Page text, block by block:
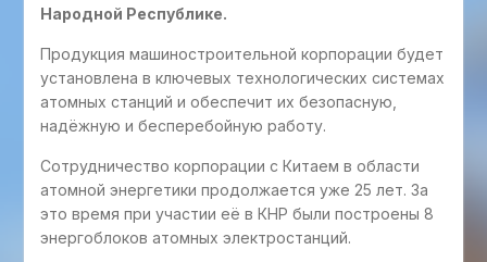
Народной Республике.
Продукция машиностроительной корпорации будет
установлена в ключевых технологических системах
атомных станций и обеспечит их безопасную,
надёжную и бесперебойную работу.
Сотрудничество корпорации с Китаем в области
атомной энергетики продолжается уже 25 лет. За
это время при участии её в КНР были построены 8
энергоблоков атомных электростанций.